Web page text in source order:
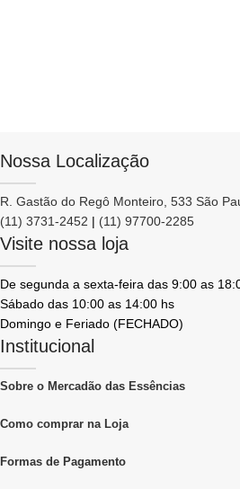
Nossa Localização
R. Gastão do Regô Monteiro, 533 São
(11) 3731-2452 | (11) 97700-2285
Visite nossa loja
De segunda a sexta-feira das 9:00 as
Sábado das 10:00 as 14:00 hs
Domingo e Feriado (FECHADO)
Institucional
Sobre o Mercadão das Essências
Como comprar na Loja
Formas de Pagamento